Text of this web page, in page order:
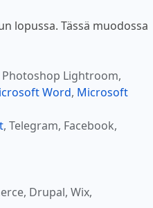
lopussa. Tässä muodossa
Photoshop Lightroom,
Word, Microsoft
, Telegram, Facebook,
Drupal, Wix,